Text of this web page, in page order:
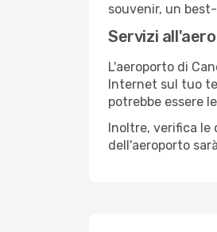
souvenir, un
Servizi
L'aeroporto di
Internet sul tuo
potrebbe essere
Inoltre, verifica le
dell'aeroporto